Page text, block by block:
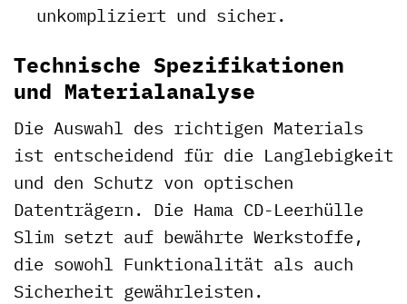
unkompliziert und sicher.
Technische Spezifikationen
und Materialanalyse
Die Auswahl des richtigen Materials
ist entscheidend für die Langlebigkeit
und den Schutz von optischen
Datenträgern. Die Hama CD-Leerhülle
Slim setzt auf bewährte Werkstoffe,
die sowohl Funktionalität als auch
Sicherheit gewährleisten.